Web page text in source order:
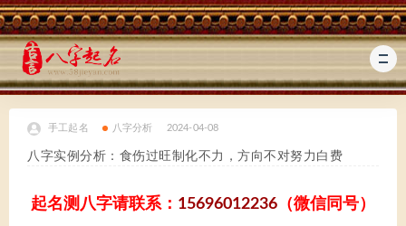
手工起名 八字分析 2024-04-08
八字实例分析：食伤过旺制化不力，方向不对努力白费
起名测八字请联系： 15696012236 （微信同号）